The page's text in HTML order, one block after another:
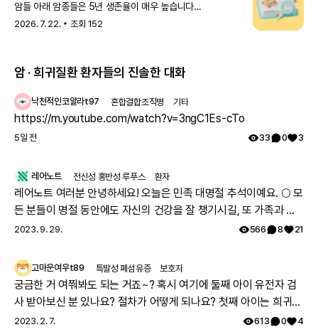
암들 아래 암종들은 5년 생존율이 매우 높습니다
(2019~2023년 진단 기준) 갑상선암 : 100.2% 전립선암 :
2026. 7. 22. 조회 152
암 · 희귀질환 환자들의 진솔한 대화
낙천적인코알라t97 혼합결합조직병 기타
https://m.youtube.com/watch?v=3ngC1Es-cTo
5일 전 33 0 3
레어노트 전신성 홍반성 루푸스 환자
레어노트 여러분 안녕하세요! 오늘은 민족 대명절 추석이예요. 🌕 모
든 분들이 명절 동안에도 자신의 건강을 잘 챙기시길, 또 가족과 함
께 따뜻하고 행복한 시간 보내시길 레어노트팀이 기원하겠습니다!
2023. 9. 29. 566 8 21
고마운여우t89 특발성 폐섬유증 보호자
궁금한 거 여쭤봐도 되는 거죠~? 혹시 여기에 둘째 아이 유전자 검
사 받아보신 분 있나요? 절차가 어떻게 되나요? 첫째 아이는 희귀질
환 진단받았고, 당시에 애기 아빠랑 저랑 유전자 검사했는데 돌연변
2023. 2. 7. 613 0 4